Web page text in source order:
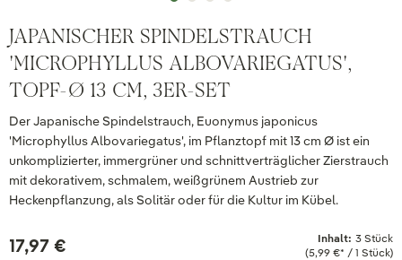
JAPANISCHER SPINDELSTRAUCH
'MICROPHYLLUS ALBOVARIEGATUS',
TOPF-Ø 13 CM, 3ER-SET
Der Japanische Spindelstrauch, Euonymus japonicus
'Microphyllus Albovariegatus', im Pflanztopf mit 13 cm Ø ist ein
unkomplizierter, immergrüner und schnittverträglicher Zierstrauch
mit dekorativem, schmalem, weißgrünem Austrieb zur
Heckenpflanzung, als Solitär oder für die Kultur im Kübel.
17,97 € Inhalt: 3 Stück
(5,99 €* / 1 Stück)